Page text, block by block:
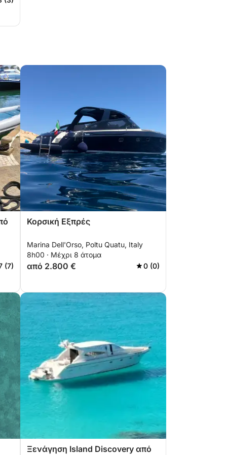
(7)
Κορσική Εξπρές
Marina Dell'Orso, Poltu Quatu, Italy
8h00 · Μέχρι 8 άτομα
από 2.800 € 0 (0)
Ξενάγηση Island Discovery από